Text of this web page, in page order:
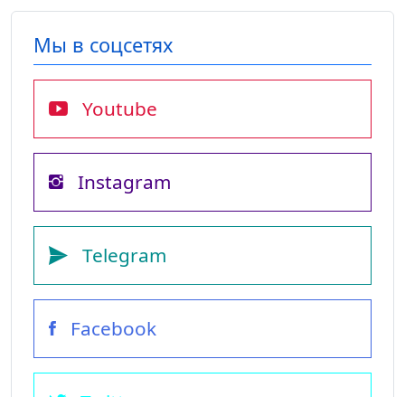
Мы в соцсетях
Youtube
Instagram
Telegram
Facebook